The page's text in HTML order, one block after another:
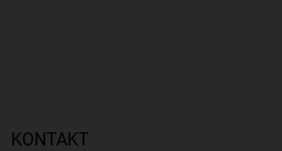
KONTAKT